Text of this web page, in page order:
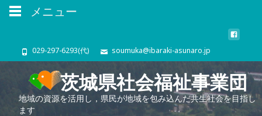
029-297-6293(代) soumuka@ibaraki-asunaro.jp
茨城県社会福祉事業団
地域の資源を活用し，県民が地域を包み込んだ共生社会を目指し
ます
メニュー